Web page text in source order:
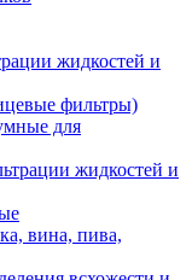
жидкостей и
фильтры)
для
жидкостей и
вина, пива,